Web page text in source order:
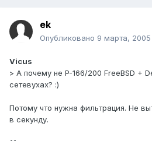
ek
Опубликовано 9 марта, 2005
Vicus
> А почему не P-166/200 FreeBSD +
сетевухах? :)
Потому что нужна фильтрация. Не
в секунду.